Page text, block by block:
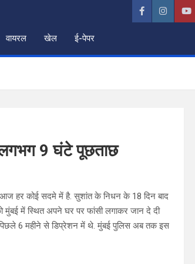
वायरल खेल ई-पेपर
9 घंटे पूछताछ
हर कोई सदमे में है. सुशांत के निधन के 18 दिन बाद
मुंबई में स्थित अपने घर पर फांसी लगाकर जान दे दी
पिछले 6 महीने से डिप्रेशन में थे. मुंबई पुलिस अब तक इस